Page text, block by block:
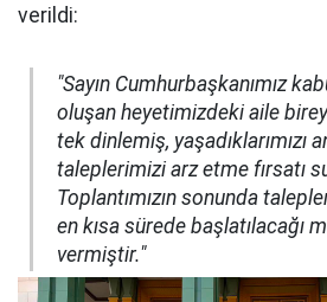
verildi:
"Sayın Cumhurbaşkanımız
oluşan heyetimizdeki aile
tek dinlemiş, yaşadıklarımızı
taleplerimizi arz etme fırsatı
Toplantımızın sonunda
en kısa sürede başlatılacağı
vermiştir."